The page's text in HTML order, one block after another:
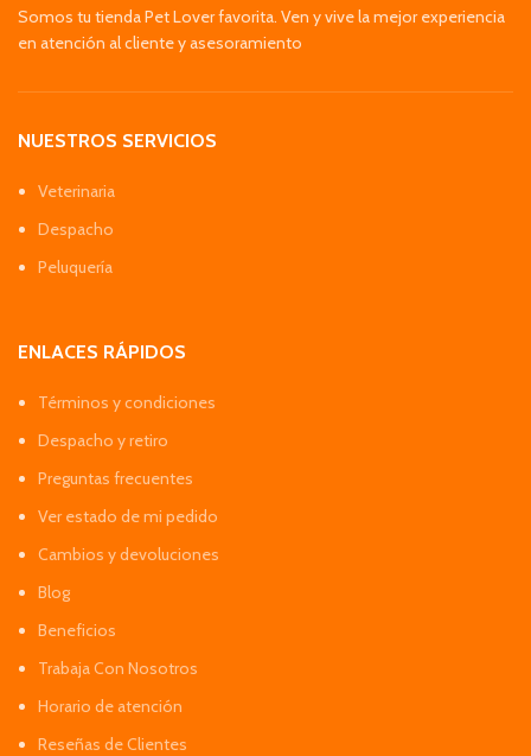
Somos tu tienda Pet Lover favorita. Ven y vive la mejor experiencia
en atención al cliente y asesoramiento
NUESTROS SERVICIOS
Veterinaria
Despacho
Peluquería
ENLACES RÁPIDOS
Términos y condiciones
Despacho y retiro
Preguntas frecuentes
Ver estado de mi pedido
Cambios y devoluciones
Blog
Beneficios
Trabaja Con Nosotros
Horario de atención
Reseñas de Clientes